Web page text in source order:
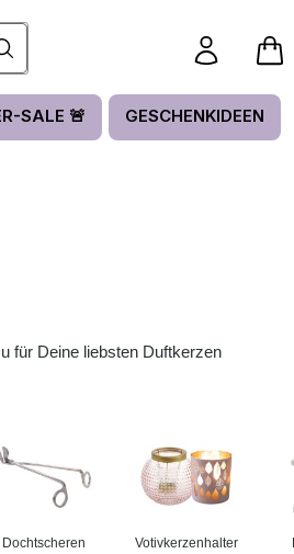
SALE 🚨 GESCHENKIDEEN
für Deine liebsten Duftkerzen
Dochtscheren Votivkerzenhalter